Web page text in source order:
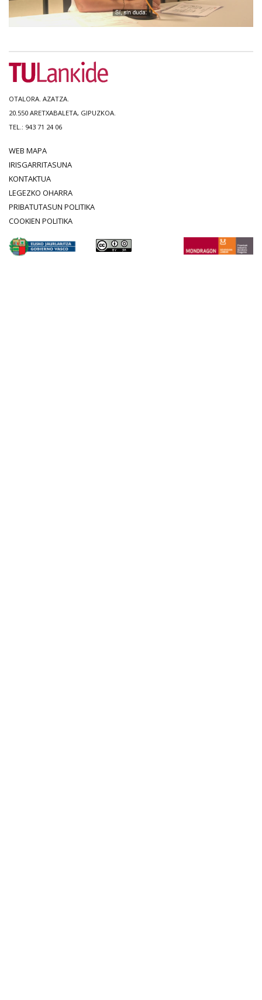
OTALORA. AZATZA.
20.550 ARETXABALETA, GIPUZKOA.
TEL.: 943 71 24 06
WEB MAPA
IRISGARRITASUNA
KONTAKTUA
LEGEZKO OHARRA
PRIBATUTASUN POLITIKA
COOKIEN POLITIKA